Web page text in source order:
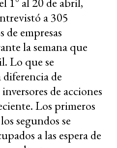
a 305
de empresas
la semana que
Lo que se
de
de acciones
Los primeros
segundos se
a las espera de